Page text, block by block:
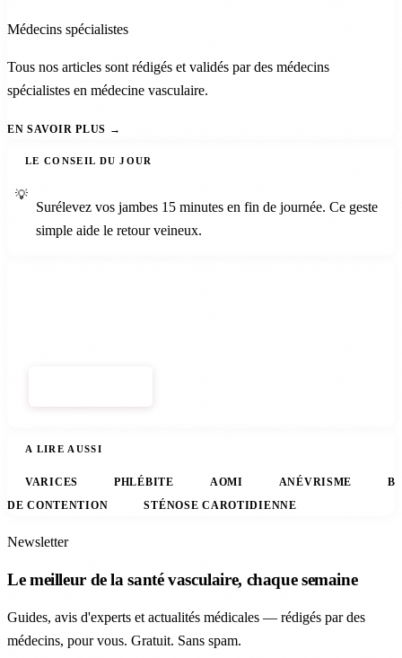
Médecins spécialistes
Tous nos articles sont rédigés et validés par des médecins
spécialistes en médecine vasculaire.
EN SAVOIR PLUS
LE CONSEIL DU JOUR
💡
Surélevez vos jambes 15 minutes en fin de journée. Ce geste
simple aide le retour veineux.
A LIRE AUSSI
VARICES PHLÉBITE AOMI ANÉVRISME
DE CONTENTION
STÉNOSE CAROTIDIENNE
Newsletter
Le meilleur de la santé vasculaire, chaque semaine
Guides, avis d'experts et actualités médicales — rédigés par des
médecins, pour vous. Gratuit. Sans spam.